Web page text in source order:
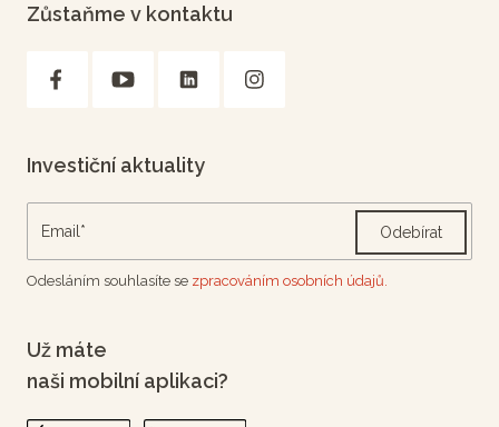
Zůstaňme v kontaktu
Investiční aktuality
Odebírat
Odesláním souhlasíte se zpracováním osobních údajů.
Už máte
naši mobilní aplikaci?